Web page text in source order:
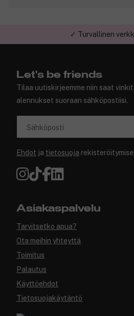
✓ Turvallinen
Let's be friends
Tilaa uutiskirjeemme niin saat
alennukset suoraan sähköpostiisi.
Sähköposti
Ehdot ja tietosuoja
Asiakaspalvelu
Tarvitsetko apua?
Ota meihin yhteyttä
Toimitus
Palautus
Käyttöehdot
Tietosuojakäytäntö